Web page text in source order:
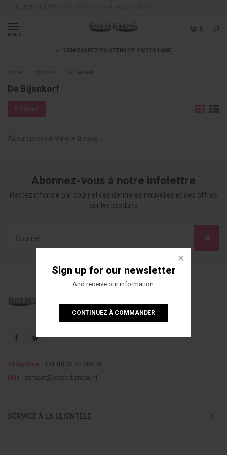
Sign up for our newsletter
And receive our information.
CONTINUEZ À COMMANDER
MENU
0
COMMANDEZ MAINTENANT! 24/7 EN LIGNE
De Bijenkorf
De Bijenkorf
Filtres
Aucun produit n'a été trouvé...
Abonnez-vous à notre infolettre
Restez informé par courriel des dernières nouvelles et des offres
sur les produits
Téléphone
+31 (0) 36 52 588 36
Mail
contact@leesbrillenbox.nl
SERVICE À LA CLIENTÈLE